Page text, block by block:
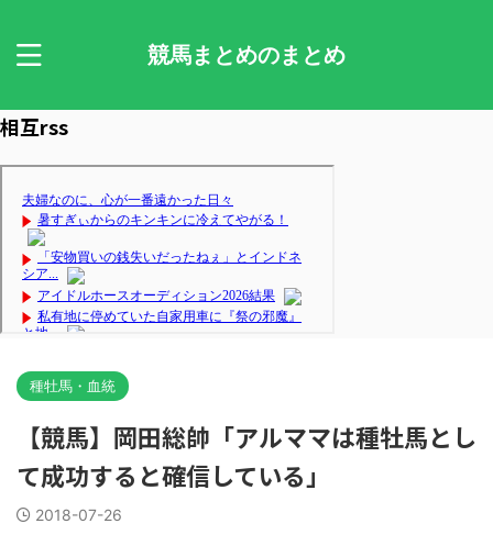
競馬まとめのまとめ
相互rss
種牡馬・血統
【競馬】岡田総帥「アルママは種牡馬とし
て成功すると確信している」
2018-07-26